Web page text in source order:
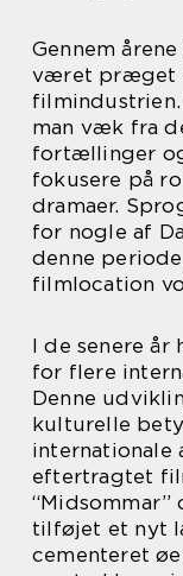
Gennem
været præget
filmindustrien.
man væk fra
fortællinger
fokusere på
dramaer.
for nogle af
denne
filmlocation
I de senere
for flere
Denne
kulturelle
internationale
eftertragtet
“Midsommar”
tilføjet et nyt
cementeret